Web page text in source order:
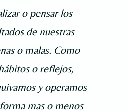
o pensar los
de nuestras
o malas. Como
o reflejos,
y operamos
mas o menos